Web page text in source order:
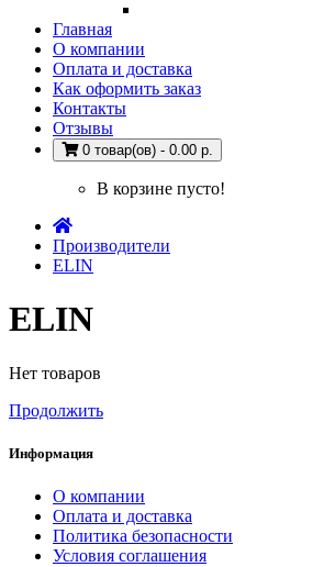
Главная
О компании
Оплата и доставка
Как оформить заказ
Контакты
Отзывы
0 товар(ов) - 0.00 р.
В корзине пусто!
Производители
ELIN
ELIN
Нет товаров
Продолжить
Информация
О компании
Оплата и доставка
Политика безопасности
Условия соглашения